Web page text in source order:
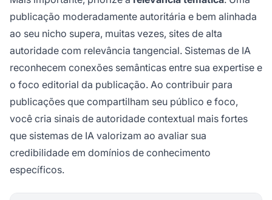
publicação moderadamente autoritária e bem alinhada
ao seu nicho supera, muitas vezes, sites de alta
autoridade com relevância tangencial. Sistemas de IA
reconhecem conexões semânticas entre sua expertise e
o foco editorial da publicação. Ao contribuir para
publicações que compartilham seu público e foco,
você cria sinais de autoridade contextual mais fortes
que sistemas de IA valorizam ao avaliar sua
credibilidade em domínios de conhecimento
específicos.